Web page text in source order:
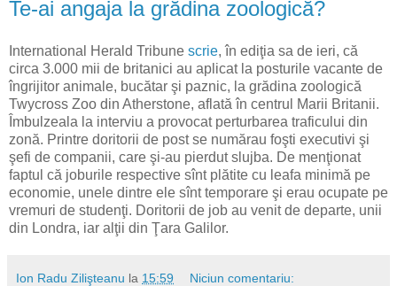
Te-ai angaja la grădina zoologică?
International Herald Tribune scrie, în ediţia sa de ieri, că
circa 3.000 mii de britanici au aplicat la posturile vacante de
îngrijitor animale, bucătar şi paznic, la grădina zoologică
Twycross Zoo din Atherstone, aflată în centrul Marii Britanii.
Îmbulzeala la interviu a provocat perturbarea traficului din
zonă. Printre doritorii de post se numărau foşti executivi şi
şefi de companii, care şi-au pierdut slujba. De menţionat
faptul că joburile respective sînt plătite cu leafa minimă pe
economie, unele dintre ele sînt temporare şi erau ocupate pe
vremuri de studenţi. Doritorii de job au venit de departe, unii
din Londra, iar alţii din Ţara Galilor.
Ion Radu Zilişteanu la 15:59 Niciun comentariu: